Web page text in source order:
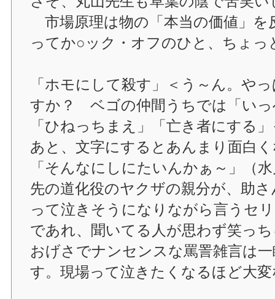
市場原理は物の「本当の価値」を
ってか○ック・オフのひと、ちょ
「ホモにして殺す」＜う～ん。や
すか？ ベゴの仲間うちでは「いっ
「ひねっちまえ」「亡き者にする
あと、文字にするとあんまり面白
「そんなにしにたいんかぁ～」（
先の道化役のヤクザの親分が、助
って泣きそうになりながら言うセ
であれ、聞いてる人が思わず笑っ
おげさでナンセンスな罵詈雑言は
す。現場って泣きたくなるほど大